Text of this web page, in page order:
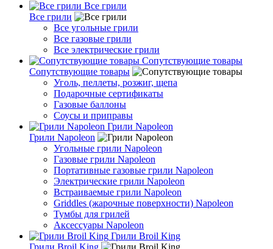
Все грили
Все грили
Все угольные грили
Все газовые грили
Все электрические грили
Сопутствующие товары
Сопутствующие товары
Уголь, пеллеты, розжиг, щепа
Подарочные сертификаты
Газовые баллоны
Соусы и приправы
Грили Napoleon
Грили Napoleon
Угольные грили Napoleon
Газовые грили Napoleon
Портативные газовые грили Napoleon
Электрические грили Napoleon
Встраиваемые грили Napoleon
Griddles (жарочные поверхности) Napoleon
Тумбы для грилей
Аксессуары Napoleon
Грили Broil King
Грили Broil King